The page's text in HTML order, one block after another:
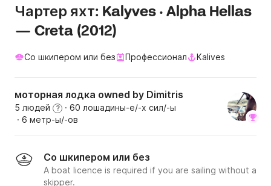
Чартер яхт: Kalyves · Alpha Hellas
— Creta (2012)
Со шкипером или без Профессионал Kalives
моторная лодка owned by Dimitris
5 людей ?
· 60 лошадины-е/-х сил/-ы
· 6 метр-ы/-ов
Со шкипером или без
A boat licence is required if you are sailing without a
skipper.